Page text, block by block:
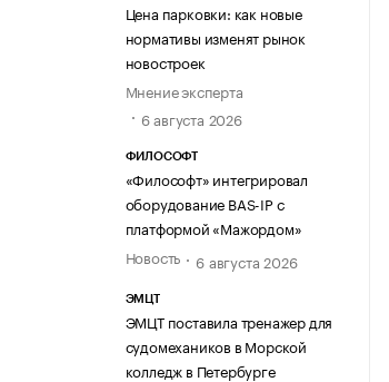
Цена парковки: как новые
нормативы изменят рынок
новостроек
Мнение эксперта
6 августа 2026
ФИЛОСОФТ
«Философт» интегрировал
оборудование BAS-IP с
платформой «Мажордом»
Новость
6 августа 2026
ЭМЦТ
ЭМЦТ поставила тренажер для
судомехаников в Морской
колледж в Петербурге